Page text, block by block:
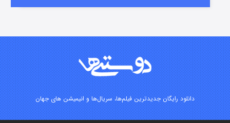
قسمت7 (زیرنویس) منتشر شد
دانلود رایگان جدیدترین فیلم‌ها، سریال‌ها و انیمیشن های جهان